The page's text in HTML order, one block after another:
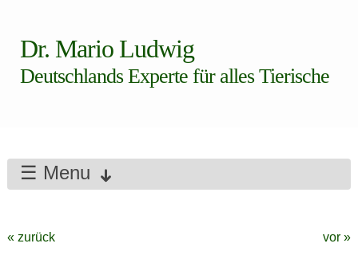
Dr. Mario Ludwig
Deutschlands Experte für alles Tierische
☰ Menu
« zurück vor »